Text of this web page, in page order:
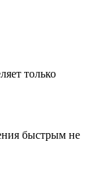
только
быстрым не